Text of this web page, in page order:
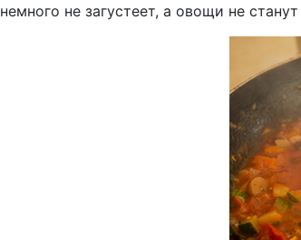
немного не загустеет, а овощи не